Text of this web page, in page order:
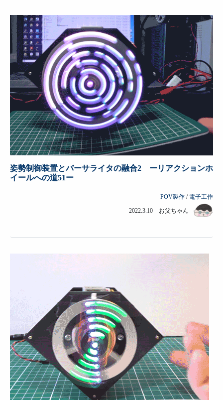
姿勢制御装置とバーサライタの融合2 ーリアクションホ
イールへの道51ー
POV製作 / 電子工作
2022.3.10 お父ちゃん